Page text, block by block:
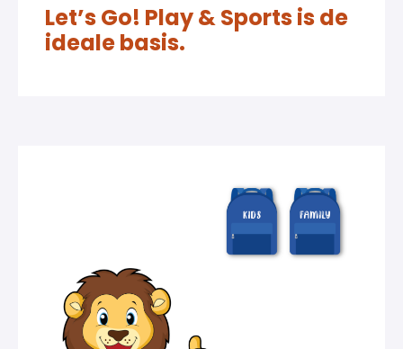
Let’s Go! Play & Sports is de
ideale basis.